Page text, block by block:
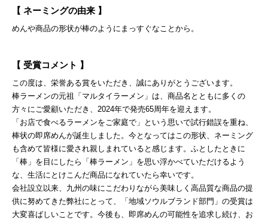
【 ネーミングの由来 】
めんや商品の形状が棒のようにまっすぐなことから。
【 受賞コメント 】
この度は、栄誉ある賞をいただき、誠にありがとうございます。
棒ラーメンの元祖「マルタイラーメン」は、商品名とともに多くの
方々にご愛顧いただき、2024年で発売65周年を迎えます。
「お店で食べるラーメンをご家庭で」という思いで試行錯誤を重ね、
棒状の即席めんが誕生しました。今となってはこの形状、ネーミング
も含めて皆様に愛され親しまれていると感じます。ふとしたときに
「棒」を目にしたら「棒ラーメン」を思い浮かべていただけるよう
な、生活にとけこんだ商品になれていたら幸いです。
会社設立以来、九州の味にこだわりながら美味しく高品質な商品の提
供に努めてきた弊社にとって、「地域ソウルブランド部門」の受賞は
大変喜ばしいことです。今後も、即席めんの可能性を追求し続け、お